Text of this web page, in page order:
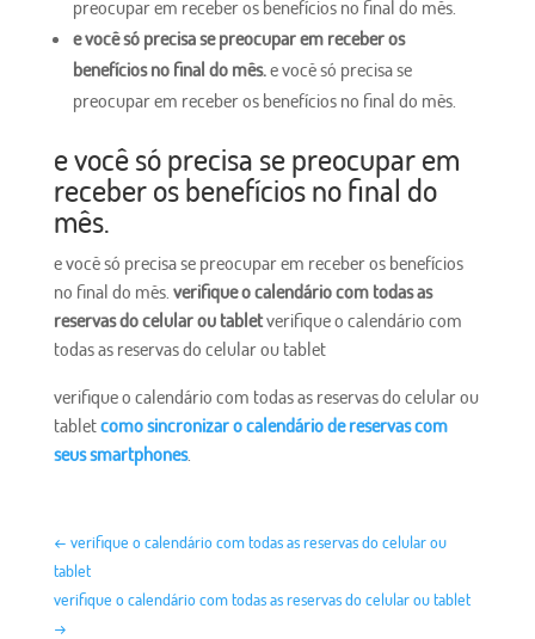
preocupar em receber os benefícios no final do mês.
e você só precisa se preocupar em receber os
benefícios no final do mês.e você só precisa se
preocupar em receber os benefícios no final do mês.
e você só precisa se preocupar em
receber os benefícios no final do
mês.
e você só precisa se preocupar em receber os benefícios
no final do mês. verifique o calendário com todas as
reservas do celular ou tabletverifique o calendário com
todas as reservas do celular ou tablet
verifique o calendário com todas as reservas do celular ou
tabletcomo sincronizar o calendário de reservas com
seus smartphones.
← verifique o calendário com todas as reservas do celular ou
tablet
verifique o calendário com todas as reservas do celular ou tablet
→